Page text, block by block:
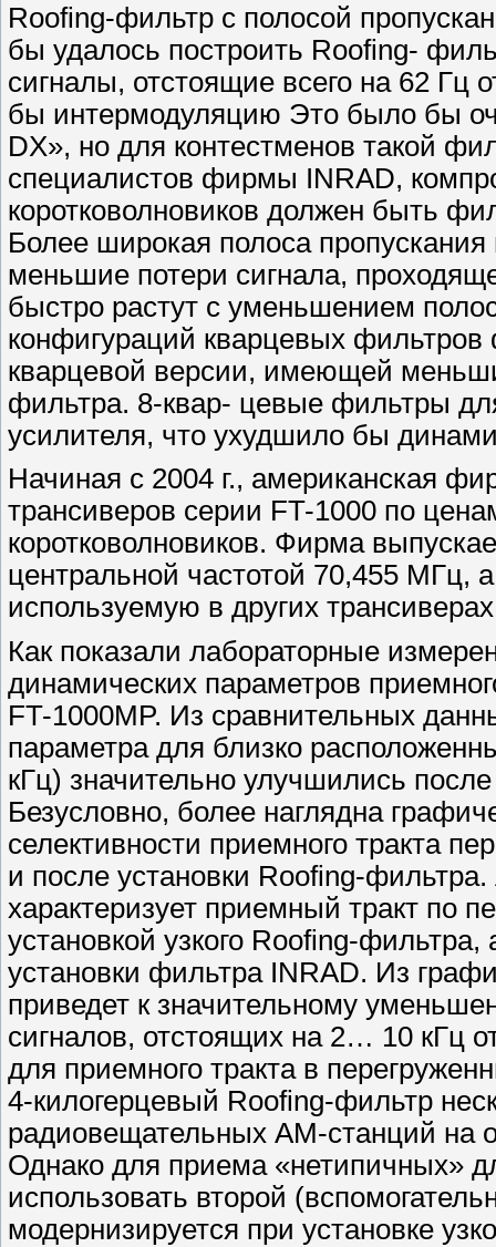
Roofing-фильтр с полосой
бы удалось построить Roofing-
сигналы, отстоящие всего на 62
бы интермодуляцию Это было бы
DX», но для контестменов такой
специалистов фирмы INRAD,
коротковолновиков должен быть
Более широкая полоса пропускания
меньшие потери сигнала,
быстро растут с уменьшением
конфигураций кварцевых
кварцевой версии, имеющей
фильтра. 8-квар- цевые фильтры
усилителя, что ухудшило бы
Начиная с 2004 г., американская
трансиверов серии FT-1000 по
коротковолновиков. Фирма
центральной частотой 70,455 МГц,
используемую в других
Как показали лабораторные
динамических параметров
FT-1000MP. Из сравнительных
параметра для близко
кГц) значительно улучшились
Безусловно, более наглядна
селективности приемного тракта
и после установки Roofing-
характеризует приемный тракт по
установкой узкого Roofing-
установки фильтра INRAD. Из
приведет к значительному
сигналов, отстоящих на 2… 10 кГц
для приемного тракта в
4-килогерцевый Roofing-фильтр
радиовещательных АМ-станций на
Однако для приема «нетипичных»
использовать второй
модернизируется при установке